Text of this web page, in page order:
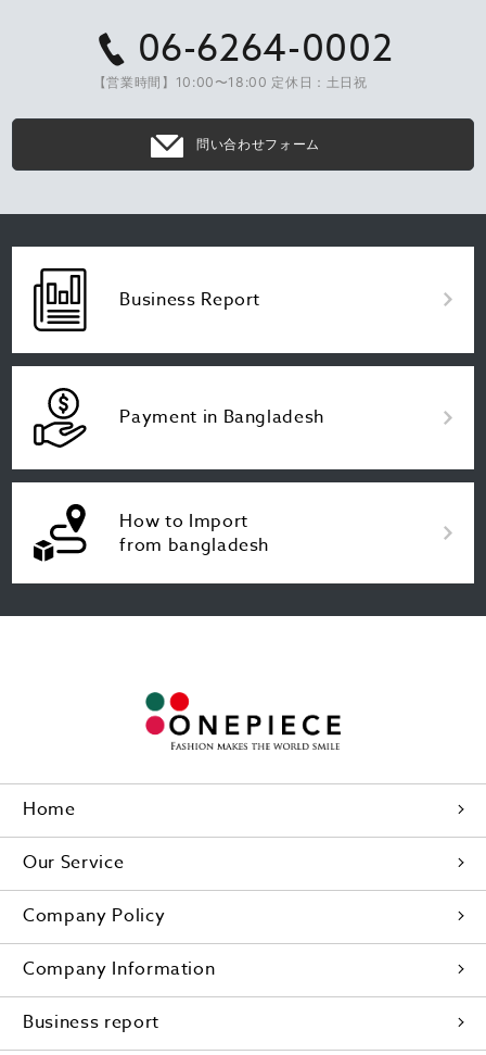
06-6264-0002
【営業時間】10:00〜18:00 定休日：土日祝
問い合わせフォーム
Business Report
Payment in Bangladesh
How to Import
from bangladesh
Home
Our Service
Company Policy
Company Information
Business report